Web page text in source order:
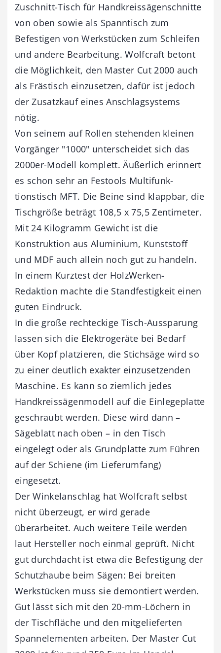
Zuschnitt-Tisch für Handkreissägenschnitte
von oben sowie als Spanntisch zum
Befestigen von Werkstücken zum Schleifen
und andere Bearbeitung. Wolfcraft betont
die Möglichkeit, den Master Cut 2000 auch
als Frästisch einzusetzen, dafür ist jedoch
der Zusatzkauf eines Anschlagsystems
nötig.
Von seinem auf Rollen stehenden kleinen
Vorgänger "1000" unterscheidet sich das
2000er-Modell komplett. Äußerlich erinnert
es schon sehr an Festools Multifunk­
tionstisch MFT. Die Beine sind klappbar, die
Tischgröße beträgt 108,5 x 75,5 Zentimeter.
Mit 24 Kilogramm Gewicht ist die
Konstruktion aus Aluminium, Kunststoff
und MDF auch allein noch gut zu handeln.
In einem Kurztest der HolzWerken-
Redaktion machte die Standfestigkeit einen
guten Eindruck.
In die große rechteckige Tisch-Aussparung
lassen sich die Elektrogeräte bei Bedarf
über Kopf platzieren, die Stichsäge wird so
zu einer deutlich exakter einzusetzenden
Maschine. Es kann so ziemlich jedes
Handkreissägenmodell auf die Einlegeplatte
geschraubt werden. Diese wird dann –
Sägeblatt nach oben – in den Tisch
eingelegt oder als Grundplatte zum Führen
auf der Schiene (im Lieferumfang)
eingesetzt.
Der Winkelanschlag hat Wolfcraft selbst
nicht überzeugt, er wird gerade
überarbeitet. Auch weitere Teile werden
laut Hersteller noch einmal geprüft. Nicht
gut durchdacht ist etwa die Befestigung der
Schutzhaube beim Sägen: Bei breiten
Werkstücken muss sie demontiert werden.
Gut lässt sich mit den 20-mm-Löchern in
der Tischfläche und den mitgelieferten
Spannelementen arbeiten. Der Master Cut